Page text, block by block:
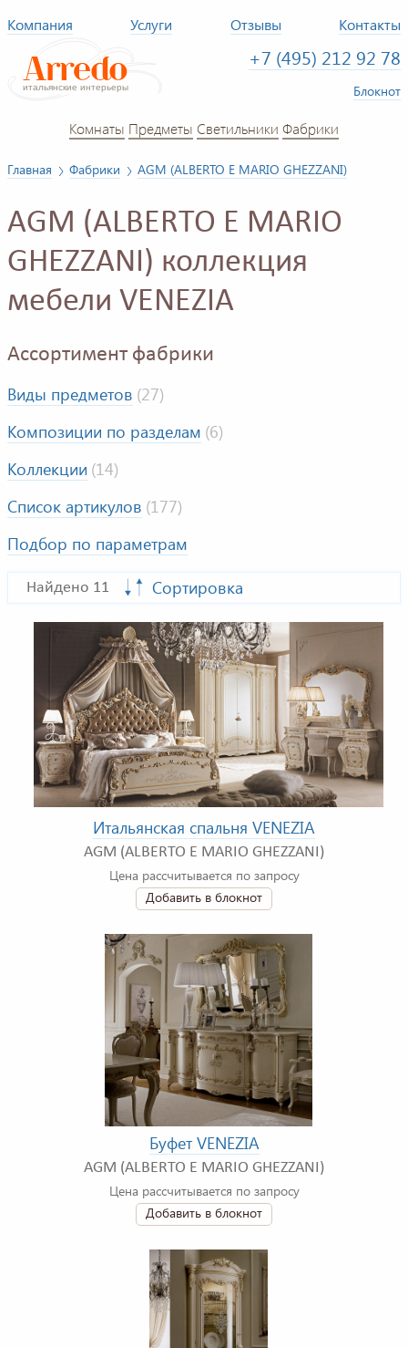
Компания Услуги Отзывы Контакты
+7 (495) 212 92 78
Блокнот
Комнаты Предметы Светильники Фабрики
Главная Фабрики AGM (ALBERTO E MARIO GHEZZANI)
AGM (ALBERTO E MARIO
GHEZZANI) коллекция
мебели VENEZIA
Ассортимент фабрики
Виды предметов (27)
Композиции по разделам (6)
Коллекции (14)
Список артикулов (177)
Подбор по параметрам
Найдено 11 Сортировка
Итальянская спальня VENEZIA
AGM (ALBERTO E MARIO GHEZZANI)
Цена рассчитывается по запросу
Добавить в блокнот
Буфет VENEZIA
AGM (ALBERTO E MARIO GHEZZANI)
Цена рассчитывается по запросу
Добавить в блокнот